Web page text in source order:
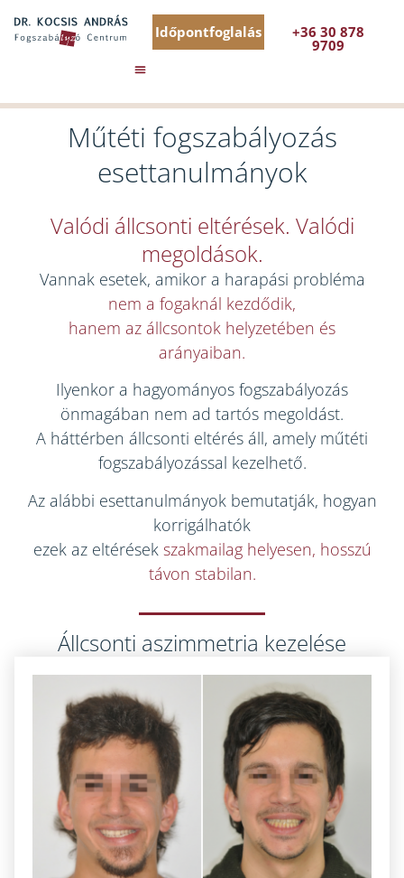
Időpontfoglalás +36 30 878
9709
Műtéti fogszabályozás
esettanulmányok
Valódi állcsonti eltérések. Valódi
megoldások.
Vannak esetek, amikor a harapási probléma
nem a fogaknál kezdődik,
hanem az állcsontok helyzetében és
arányaiban.
Ilyenkor a hagyományos fogszabályozás
önmagában nem ad tartós megoldást.
A háttérben állcsonti eltérés áll, amely műtéti
fogszabályozással kezelhető.
Az alábbi esettanulmányok bemutatják, hogyan
korrigálhatók
ezek az eltérések szakmailag helyesen, hosszú
távon stabilan.
Állcsonti aszimmetria kezelése